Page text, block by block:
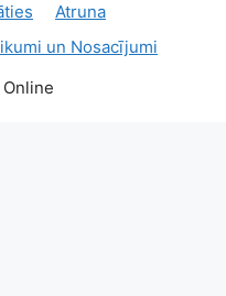
Atruna
un Nosacījumi